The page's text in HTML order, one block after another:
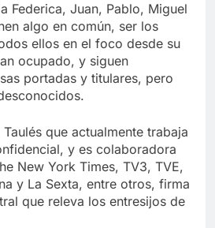
Federica, Juan, Pablo, Miguel
algo en común, ser los
ellos en el foco desde su
ocupado, y siguen
portadas y titulares, pero
que actualmente trabaja
y es colaboradora
New York Times, TV3, TVE,
y La Sexta, entre otros, firma
que releva los entresijos de